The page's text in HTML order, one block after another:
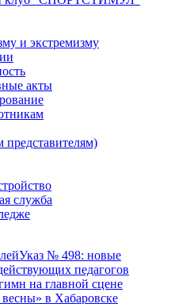
и экстремизму
акты
представителям)
служба
Указ № 498: новые
педагогов